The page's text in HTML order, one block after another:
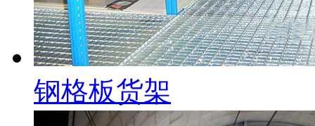
钢格板货架